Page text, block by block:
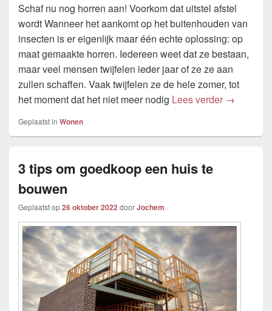
Schaf nu nog horren aan! Voorkom dat uitstel afstel
wordt Wanneer het aankomt op het buitenhouden van
insecten is er eigenlijk maar één echte oplossing: op
maat gemaakte horren. Iedereen weet dat ze bestaan,
maar veel mensen twijfelen ieder jaar of ze ze aan
zullen schaffen. Vaak twijfelen ze de hele zomer, tot
het moment dat het niet meer nodig Lees verder Horren
→
Geplaatst in Wonen
3 tips om goedkoop een huis te
bouwen
Geplaatst op26 oktober 2022doorJochem